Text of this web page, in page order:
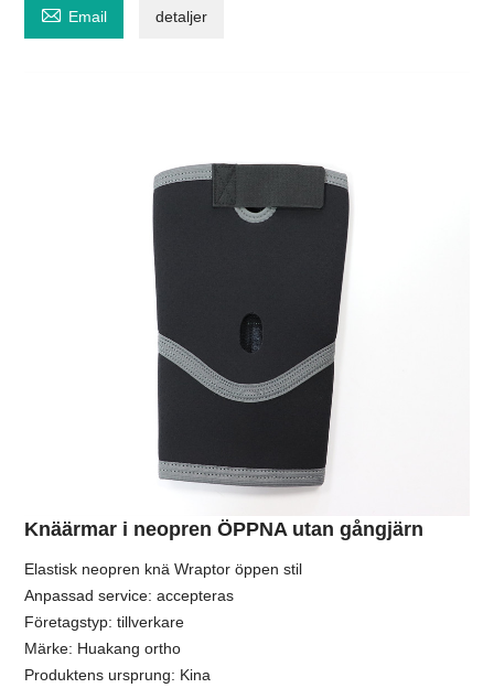
 Email detaljer
Knäärmar i neopren ÖPPNA utan gångjärn
Elastisk neopren knä Wraptor öppen stil
Anpassad service: accepteras
Företagstyp: tillverkare
Märke: Huakang ortho
Produktens ursprung: Kina